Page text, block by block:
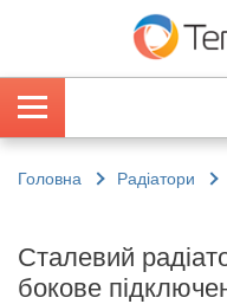
Головна Радіатори
Сталевий
бокове